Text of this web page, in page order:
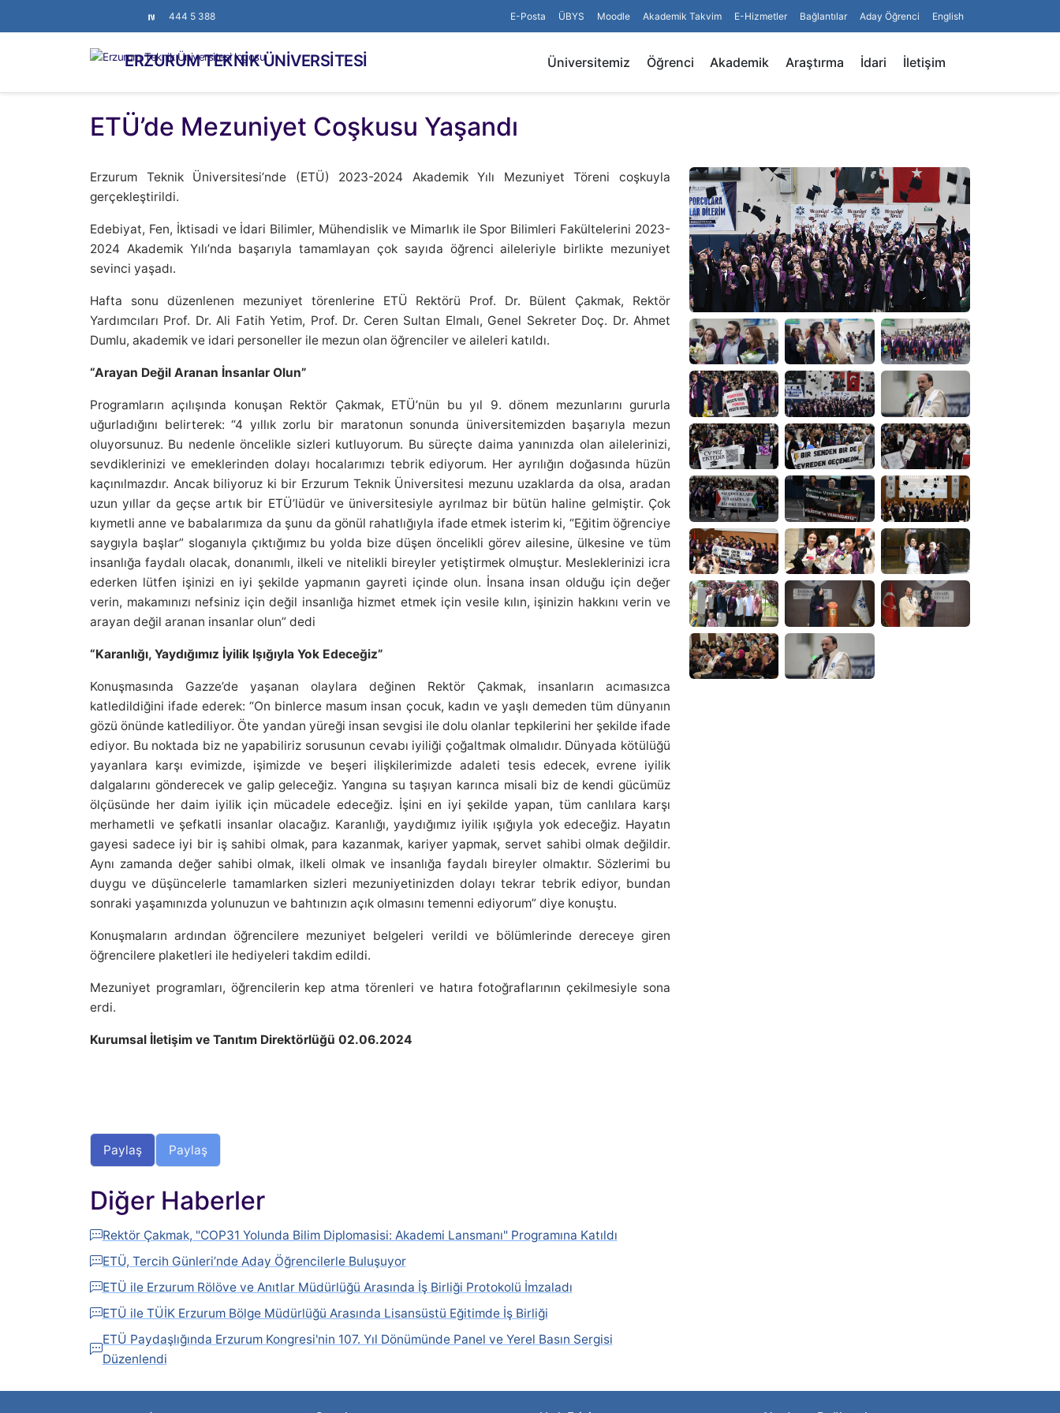
444 5 388 E-Posta ÜBYS Moodle Akademik Takvim E-Hizmetler Bağlantılar Aday Öğrenci English
ERZURUM TEKNİK ÜNİVERSİTESİ Üniversitemiz Öğrenci Akademik Araştırma İdari İletişim
ETÜ’de Mezuniyet Coşkusu Yaşandı
Erzurum Teknik Üniversitesi’nde (ETÜ) 2023-2024 Akademik Yılı Mezuniyet Töreni coşkuyla
gerçekleştirildi.
Edebiyat, Fen, İktisadi ve İdari Bilimler, Mühendislik ve Mimarlık ile Spor Bilimleri Fakültelerini 2023-
2024 Akademik Yılı’nda başarıyla tamamlayan çok sayıda öğrenci aileleriyle birlikte mezuniyet
sevinci yaşadı.
Hafta sonu düzenlenen mezuniyet törenlerine ETÜ Rektörü Prof. Dr. Bülent Çakmak, Rektör
Yardımcıları Prof. Dr. Ali Fatih Yetim, Prof. Dr. Ceren Sultan Elmalı, Genel Sekreter Doç. Dr. Ahmet
Dumlu, akademik ve idari personeller ile mezun olan öğrenciler ve aileleri katıldı.
“Arayan Değil Aranan İnsanlar Olun”
Programların açılışında konuşan Rektör Çakmak, ETÜ’nün bu yıl 9. dönem mezunlarını gururla
uğurladığını belirterek: “4 yıllık zorlu bir maratonun sonunda üniversitemizden başarıyla mezun
oluyorsunuz. Bu nedenle öncelikle sizleri kutluyorum. Bu süreçte daima yanınızda olan ailelerinizi,
sevdiklerinizi ve emeklerinden dolayı hocalarımızı tebrik ediyorum. Her ayrılığın doğasında hüzün
kaçınılmazdır. Ancak biliyoruz ki bir Erzurum Teknik Üniversitesi mezunu uzaklarda da olsa, aradan
uzun yıllar da geçse artık bir ETÜ’lüdür ve üniversitesiyle ayrılmaz bir bütün haline gelmiştir. Çok
kıymetli anne ve babalarımıza da şunu da gönül rahatlığıyla ifade etmek isterim ki, “Eğitim öğrenciye
saygıyla başlar” sloganıyla çıktığımız bu yolda bize düşen öncelikli görev ailesine, ülkesine ve tüm
insanlığa faydalı olacak, donanımlı, ilkeli ve nitelikli bireyler yetiştirmek olmuştur. Mesleklerinizi icra
ederken lütfen işinizi en iyi şekilde yapmanın gayreti içinde olun. İnsana insan olduğu için değer
verin, makamınızı nefsiniz için değil insanlığa hizmet etmek için vesile kılın, işinizin hakkını verin ve
arayan değil aranan insanlar olun” dedi
“Karanlığı, Yaydığımız İyilik Işığıyla Yok Edeceğiz”
Konuşmasında Gazze’de yaşanan olaylara değinen Rektör Çakmak, insanların acımasızca
katledildiğini ifade ederek: “On binlerce masum insan çocuk, kadın ve yaşlı demeden tüm dünyanın
gözü önünde katlediliyor. Öte yandan yüreği insan sevgisi ile dolu olanlar tepkilerini her şekilde ifade
ediyor. Bu noktada biz ne yapabiliriz sorusunun cevabı iyiliği çoğaltmak olmalıdır. Dünyada kötülüğü
yayanlara karşı evimizde, işimizde ve beşeri ilişkilerimizde adaleti tesis edecek, evrene iyilik
dalgalarını gönderecek ve galip geleceğiz. Yangına su taşıyan karınca misali biz de kendi gücümüz
ölçüsünde her daim iyilik için mücadele edeceğiz. İşini en iyi şekilde yapan, tüm canlılara karşı
merhametli ve şefkatli insanlar olacağız. Karanlığı, yaydığımız iyilik ışığıyla yok edeceğiz. Hayatın
gayesi sadece iyi bir iş sahibi olmak, para kazanmak, kariyer yapmak, servet sahibi olmak değildir.
Aynı zamanda değer sahibi olmak, ilkeli olmak ve insanlığa faydalı bireyler olmaktır. Sözlerimi bu
duygu ve düşüncelerle tamamlarken sizleri mezuniyetinizden dolayı tekrar tebrik ediyor, bundan
sonraki yaşamınızda yolunuzun ve bahtınızın açık olmasını temenni ediyorum” diye konuştu.
Konuşmaların ardından öğrencilere mezuniyet belgeleri verildi ve bölümlerinde dereceye giren
öğrencilere plaketleri ile hediyeleri takdim edildi.
Mezuniyet programları, öğrencilerin kep atma törenleri ve hatıra fotoğraflarının çekilmesiyle sona
erdi.
Kurumsal İletişim ve Tanıtım Direktörlüğü 02.06.2024
Paylaş Paylaş
Diğer Haberler
Rektör Çakmak, "COP31 Yolunda Bilim Diplomasisi: Akademi Lansmanı" Programına Katıldı
ETÜ, Tercih Günleri’nde Aday Öğrencilerle Buluşuyor
ETÜ ile Erzurum Rölöve ve Anıtlar Müdürlüğü Arasında İş Birliği Protokolü İmzaladı
ETÜ ile TÜİK Erzurum Bölge Müdürlüğü Arasında Lisansüstü Eğitimde İş Birliği
ETÜ Paydaşlığında Erzurum Kongresi'nin 107. Yıl Dönümünde Panel ve Yerel Basın Sergisi
Düzenlendi